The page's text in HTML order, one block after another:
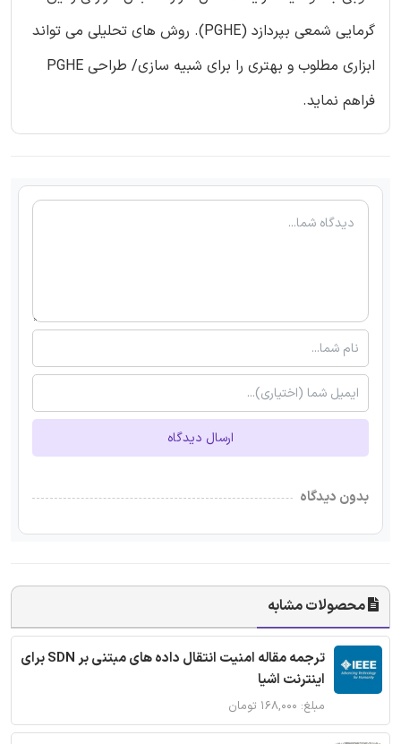
گرمایی شمعی بپردازد (PGHE). روش های تحلیلی می تواند
ابزاری مطلوب و بهتری را برای شبیه سازی/ طراحی PGHE
فراهم نماید.
ارسال دیدگاه
بدون دیدگاه
محصولات مشابه
ترجمه مقاله امنیت انتقال داده های مبتنی بر SDN برای
اینترنت اشیا
مبلغ: ۱۶۸,۰۰۰ تومان